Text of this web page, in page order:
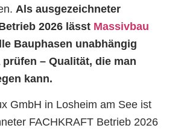
Als ausgezeichneter
2026 lässt Massivbau
Bauphasen unabhängig
– Qualität, die man
kann.
GmbH in Losheim am See ist
FACHKRAFT Betrieb 2026